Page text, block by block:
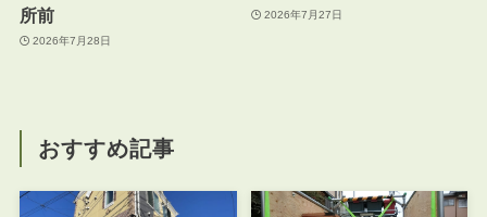
所前
2026年7月28日
2026年7月27日
おすすめ記事